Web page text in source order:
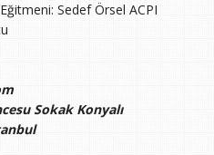
Sedef Örsel ACPI
Sokak Konyalı